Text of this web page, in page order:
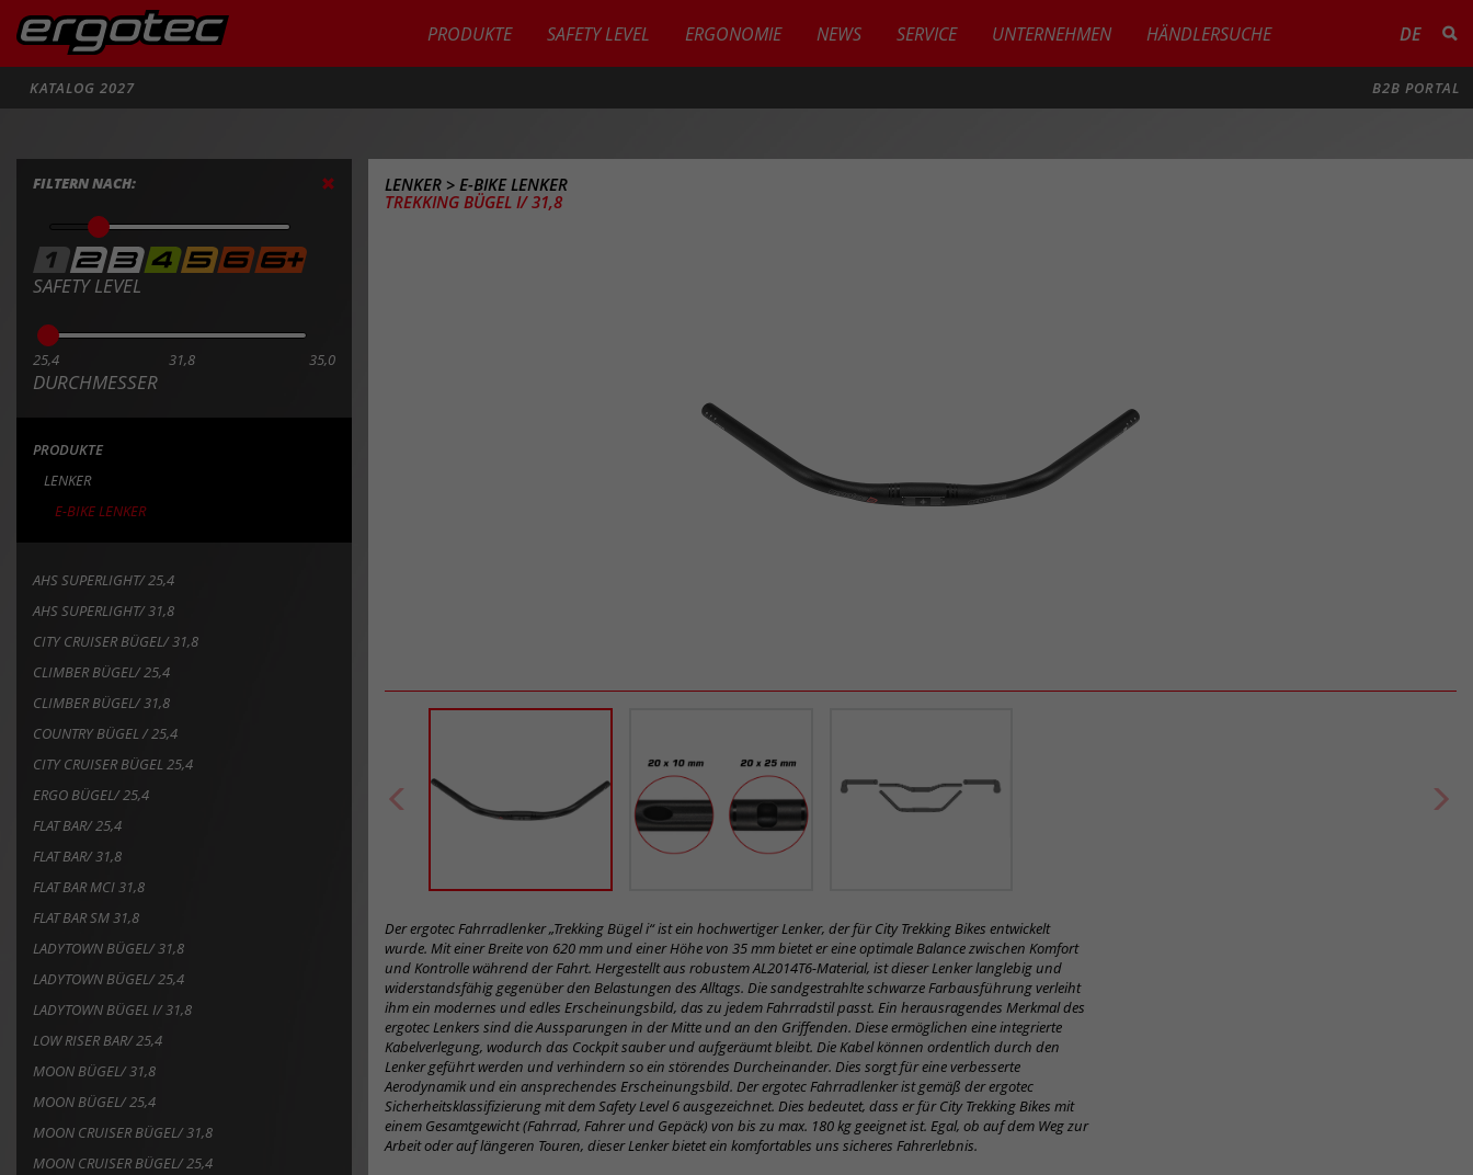
PRODUKTE SAFETY LEVEL ERGONOMIE NEWS SERVICE UNTERNEHMEN HÄNDLERSUCHE DE
KATALOG 2027 B2B PORTAL
FILTERN NACH:
SAFETY LEVEL
25,4 31,8 35,0
DURCHMESSER
PRODUKTE
LENKER
E-BIKE LENKER
AHS SUPERLIGHT/ 25,4
AHS SUPERLIGHT/ 31,8
CITY CRUISER BÜGEL/ 31,8
CLIMBER BÜGEL/ 25,4
CLIMBER BÜGEL/ 31,8
COUNTRY BÜGEL / 25,4
CITY CRUISER BÜGEL 25,4
ERGO BÜGEL/ 25,4
FLAT BAR/ 25,4
FLAT BAR/ 31,8
FLAT BAR MCI 31,8
FLAT BAR SM 31,8
LADYTOWN BÜGEL/ 31,8
LADYTOWN BÜGEL/ 25,4
LADYTOWN BÜGEL I/ 31,8
LOW RISER BAR/ 25,4
MOON BÜGEL/ 31,8
MOON BÜGEL/ 25,4
MOON CRUISER BÜGEL/ 31,8
MOON CRUISER BÜGEL/ 25,4
LENKER > E-BIKE LENKER
TREKKING BÜGEL I/ 31,8
Der ergotec Fahrradlenker „Trekking Bügel i“ ist ein hochwertiger Lenker, der für City Trekking Bikes entwickelt
wurde. Mit einer Breite von 620 mm und einer Höhe von 35 mm bietet er eine optimale Balance zwischen Komfort
und Kontrolle während der Fahrt. Hergestellt aus robustem AL2014T6-Material, ist dieser Lenker langlebig und
widerstandsfähig gegenüber den Belastungen des Alltags. Die sandgestrahlte schwarze Farbausführung verleiht
ihm ein modernes und edles Erscheinungsbild, das zu jedem Fahrradstil passt. Ein herausragendes Merkmal des
ergotec Lenkers sind die Aussparungen in der Mitte und an den Griffenden. Diese ermöglichen eine integrierte
Kabelverlegung, wodurch das Cockpit sauber und aufgeräumt bleibt. Die Kabel können ordentlich durch den
Lenker geführt werden und verhindern so ein störendes Durcheinander. Dies sorgt für eine verbesserte
Aerodynamik und ein ansprechendes Erscheinungsbild. Der ergotec Fahrradlenker ist gemäß der ergotec
Sicherheitsklassifizierung mit dem Safety Level 6 ausgezeichnet. Dies bedeutet, dass er für City Trekking Bikes mit
einem Gesamtgewicht (Fahrrad, Fahrer und Gepäck) von bis zu max. 180 kg geeignet ist. Egal, ob auf dem Weg zur
Arbeit oder auf längeren Touren, dieser Lenker bietet ein komfortables uns sicheres Fahrerlebnis.